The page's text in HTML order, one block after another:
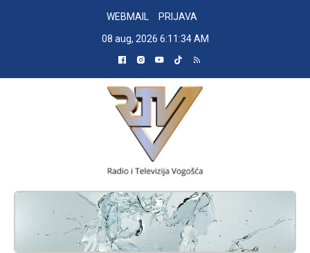
WEBMAIL
PRIJAVA
08 aug, 2026 6:11:35 AM
RADIO TELEVIZIJA VOGOŠĆA